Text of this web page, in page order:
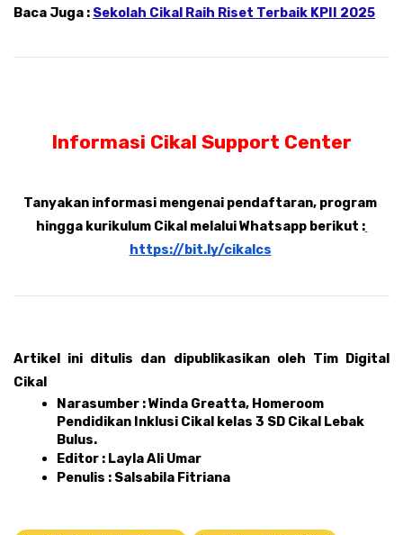
Baca Juga : Sekolah Cikal Raih Riset Terbaik KPII 2025
Informasi Cikal Support Center
Tanyakan informasi mengenai pendaftaran, program
hingga kurikulum Cikal melalui Whatsapp berikut :
https://bit.ly/cikalcs
Artikel ini ditulis dan dipublikasikan oleh Tim Digital
Cikal
Narasumber : Winda Greatta, Homeroom
Pendidikan Inklusi Cikal kelas 3 SD Cikal Lebak
Bulus.
Editor : Layla Ali Umar
Penulis : Salsabila Fitriana